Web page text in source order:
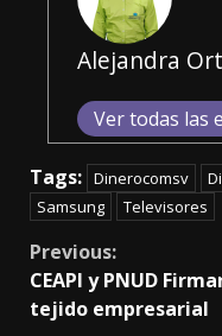
Alejandra
Ver todas las
Tags: Dinerocomsv
Samsung
Televisores
Continue
Reading
Previous:
CEAPI y PNUD
tejido empresarial